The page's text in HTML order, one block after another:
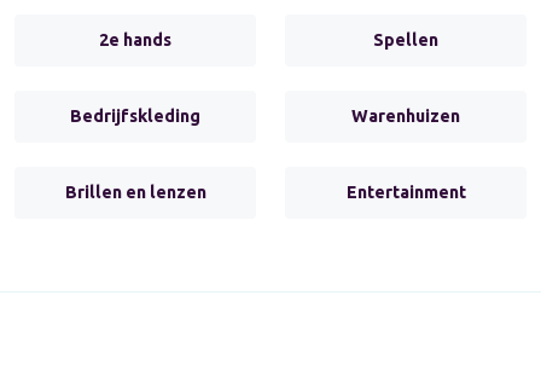
2e hands Spellen
Bedrijfskleding Warenhuizen
Brillen en lenzen Entertainment